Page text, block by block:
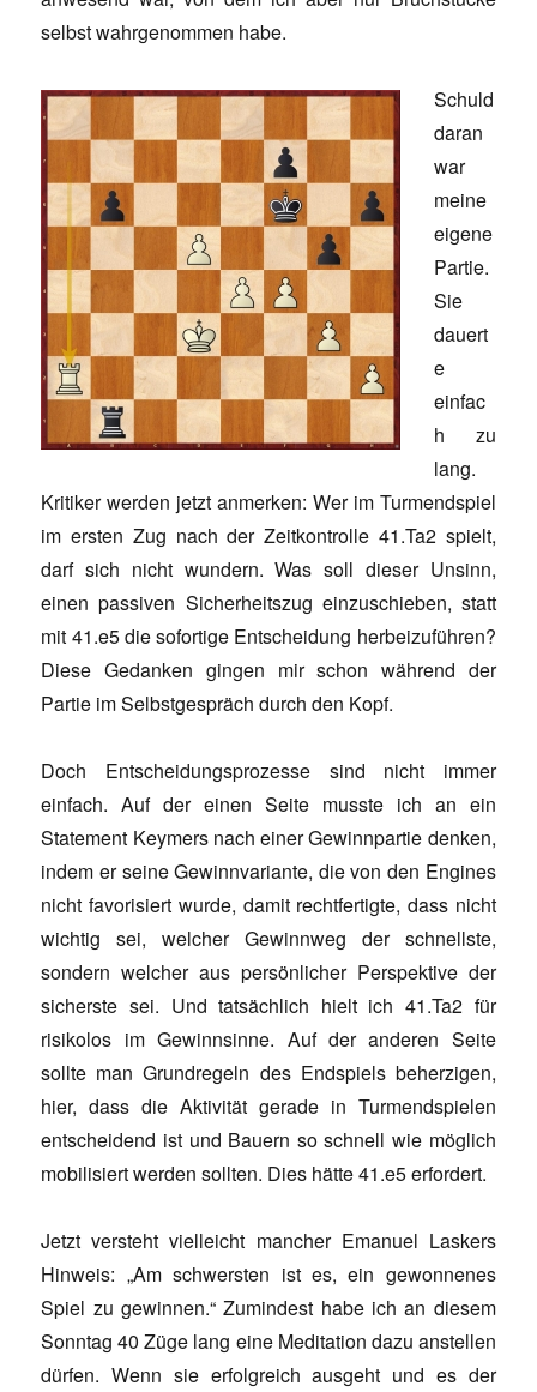
selbst wahrgenommen habe.
Schuld
daran
war
meine
eigene
Partie.
Sie
dauert
e
einfac
h zu
lang.
Kritiker werden jetzt anmerken: Wer im Turmendspiel
im ersten Zug nach der Zeitkontrolle 41.Ta2 spielt,
darf sich nicht wundern. Was soll dieser Unsinn,
einen passiven Sicherheitszug einzuschieben, statt
mit 41.e5 die sofortige Entscheidung herbeizuführen?
Diese Gedanken gingen mir schon während der
Partie im Selbstgespräch durch den Kopf.
Doch Entscheidungsprozesse sind nicht immer
einfach. Auf der einen Seite musste ich an ein
Statement Keymers nach einer Gewinnpartie denken,
indem er seine Gewinnvariante, die von den Engines
nicht favorisiert wurde, damit rechtfertigte, dass nicht
wichtig sei, welcher Gewinnweg der schnellste,
sondern welcher aus persönlicher Perspektive der
sicherste sei. Und tatsächlich hielt ich 41.Ta2 für
risikolos im Gewinnsinne. Auf der anderen Seite
sollte man Grundregeln des Endspiels beherzigen,
hier, dass die Aktivität gerade in Turmendspielen
entscheidend ist und Bauern so schnell wie möglich
mobilisiert werden sollten. Dies hätte 41.e5 erfordert.
Jetzt versteht vielleicht mancher Emanuel Laskers
Hinweis: „Am schwersten ist es, ein gewonnenes
Spiel zu gewinnen.“ Zumindest habe ich an diesem
Sonntag 40 Züge lang eine Meditation dazu anstellen
dürfen. Wenn sie erfolgreich ausgeht und es der